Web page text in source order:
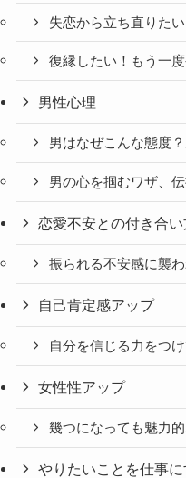
失恋から立ち直りたい
復縁したい！もう一
男性心理
男はなぜこんな態度
男の心を掴むワザ、伝
恋愛不安との付き合
振られる不安感に襲
自己肯定感アップ
自分を信じる力をつ
女性性アップ
幾つになっても魅力
やりたいことを仕事